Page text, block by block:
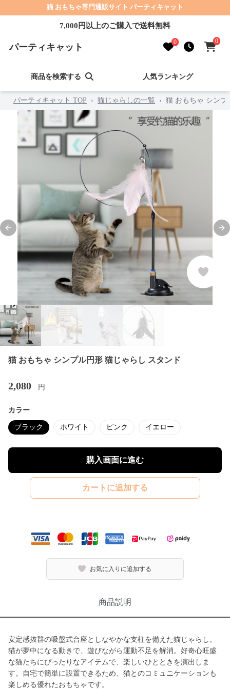
猫 おもちゃ専門通販サイト パーティキャット
7,000円以上のご購入で送料無料
パーティキャット 0 0
商品を検索する 人気ランキング
パーティキャット TOP › 猫じゃらしの一覧 › 猫 おもちゃ シンプ
Previous slide
猫 おもちゃ シンプル円形 猫じゃらし スタンド
2,080 円
カラー
ブラック ホワイト ピンク イエロー
購入画面に進む
カートに追加する
お気に入りに追加する
商品説明
安定感抜群の吸盤式台座としなやかな支柱を備えた猫じゃらし。
猫が夢中になる動きで、遊びながら運動不足を解消。好奇心旺盛
な猫たちにぴったりなアイテムで、楽しいひとときを演出しま
す。自宅で簡単に設置できるため、猫とのコミュニケーションも
楽しめる優れたおもちゃです。